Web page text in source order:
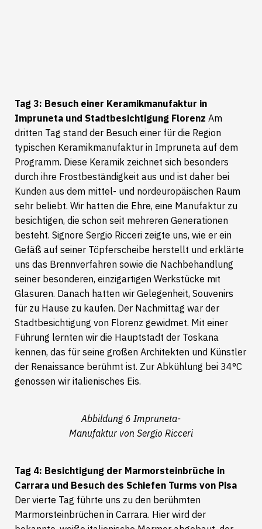
Tag 3: Besuch einer Keramikmanufaktur in
Impruneta und Stadtbesichtigung Florenz Am
dritten Tag stand der Besuch einer für die Region
typischen Keramikmanufaktur in Impruneta auf dem
Programm. Diese Keramik zeichnet sich besonders
durch ihre Frostbeständigkeit aus und ist daher bei
Kunden aus dem mittel- und nordeuropäischen Raum
sehr beliebt. Wir hatten die Ehre, eine Manufaktur zu
besichtigen, die schon seit mehreren Generationen
besteht. Signore Sergio Ricceri zeigte uns, wie er ein
Gefäß auf seiner Töpferscheibe herstellt und erklärte
uns das Brennverfahren sowie die Nachbehandlung
seiner besonderen, einzigartigen Werkstücke mit
Glasuren. Danach hatten wir Gelegenheit, Souvenirs
für zu Hause zu kaufen. Der Nachmittag war der
Stadtbesichtigung von Florenz gewidmet. Mit einer
Führung lernten wir die Hauptstadt der Toskana
kennen, das für seine großen Architekten und Künstler
der Renaissance berühmt ist. Zur Abkühlung bei 34°C
genossen wir italienisches Eis.
Abbildung 6 Impruneta-
Manufaktur von Sergio Ricceri
Tag 4: Besichtigung der Marmorsteinbrüche in
Carrara und Besuch des Schiefen Turms von Pisa
Der vierte Tag führte uns zu den berühmten
Marmorsteinbrüchen in Carrara. Hier wird der